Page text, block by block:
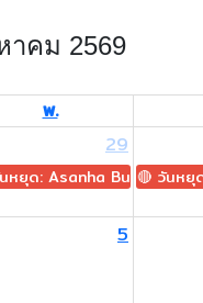
าคม 2569
พ.
Birthday
29
หยุด: Asanha Bucha Day
🔴 วันหยุ
5